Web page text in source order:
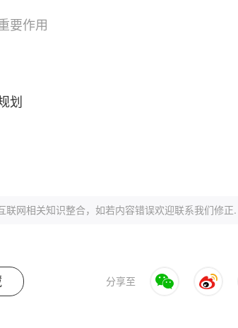
要作用
划
网相关知识整合，如若内容错误欢迎联系我们修正.
分享至